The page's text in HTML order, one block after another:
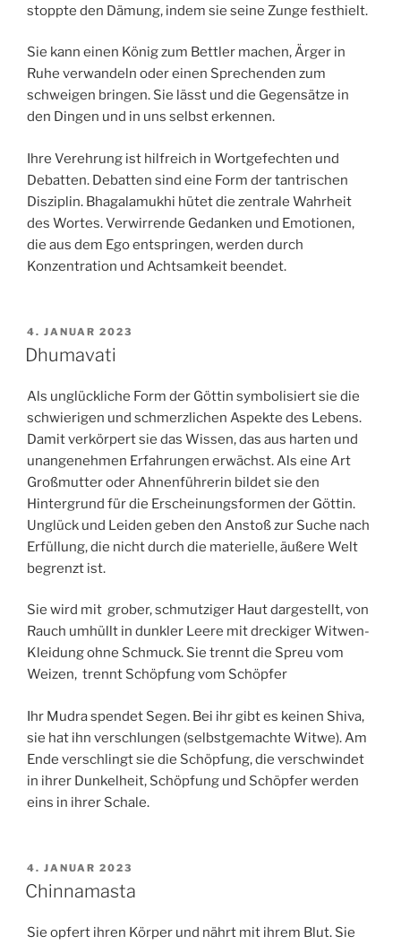
stoppte den Dämung, indem sie seine Zunge festhielt.
Sie kann einen König zum Bettler machen, Ärger in
Ruhe verwandeln oder einen Sprechenden zum
schweigen bringen. Sie lässt und die Gegensätze in
den Dingen und in uns selbst erkennen.
Ihre Verehrung ist hilfreich in Wortgefechten und
Debatten. Debatten sind eine Form der tantrischen
Disziplin. Bhagalamukhi hütet die zentrale Wahrheit
des Wortes. Verwirrende Gedanken und Emotionen,
die aus dem Ego entspringen, werden durch
Konzentration und Achtsamkeit beendet.
VERÖFFENTLICHT
AM
4. JANUAR 2023
Dhumavati
Als unglückliche Form der Göttin symbolisiert sie die
schwierigen und schmerzlichen Aspekte des Lebens.
Damit verkörpert sie das Wissen, das aus harten und
unangenehmen Erfahrungen erwächst. Als eine Art
Großmutter oder Ahnenführerin bildet sie den
Hintergrund für die Erscheinungsformen der Göttin.
Unglück und Leiden geben den Anstoß zur Suche nach
Erfüllung, die nicht durch die materielle, äußere Welt
begrenzt ist.
Sie wird mit grober, schmutziger Haut dargestellt, von
Rauch umhüllt in dunkler Leere mit dreckiger Witwen-
Kleidung ohne Schmuck. Sie trennt die Spreu vom
Weizen, trennt Schöpfung vom Schöpfer
Ihr Mudra spendet Segen. Bei ihr gibt es keinen Shiva,
sie hat ihn verschlungen (selbstgemachte Witwe). Am
Ende verschlingt sie die Schöpfung, die verschwindet
in ihrer Dunkelheit, Schöpfung und Schöpfer werden
eins in ihrer Schale.
VERÖFFENTLICHT
AM
4. JANUAR 2023
Chinnamasta
Sie opfert ihren Körper und nährt mit ihrem Blut. Sie